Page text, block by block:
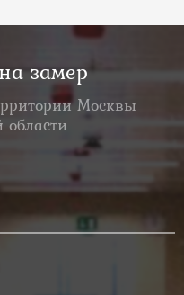
замер
Москвы